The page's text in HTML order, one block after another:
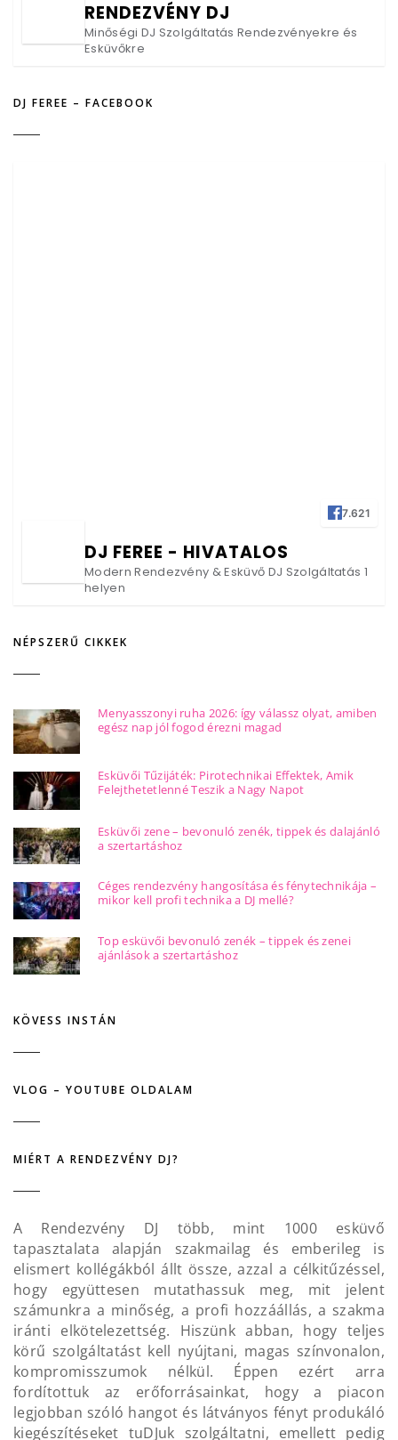
RENDEZVÉNY DJ
Minőségi DJ Szolgáltatás Rendezvényekre és
Esküvőkre
DJ FEREE – FACEBOOK
7.621
DJ FEREE - HIVATALOS
Modern Rendezvény & Esküvő DJ Szolgáltatás 1
helyen
NÉPSZERŰ CIKKEK
Menyasszonyi ruha 2026: így válassz olyat, amiben
egész nap jól fogod érezni magad
Esküvői Tűzijáték: Pirotechnikai Effektek, Amik
Felejthetetlenné Teszik a Nagy Napot
Esküvői zene – bevonuló zenék, tippek és dalajánló
a szertartáshoz
Céges rendezvény hangosítása és fénytechnikája –
mikor kell profi technika a DJ mellé?
Top esküvői bevonuló zenék – tippek és zenei
ajánlások a szertartáshoz
KÖVESS INSTÁN
VLOG – YOUTUBE OLDALAM
MIÉRT A RENDEZVÉNY DJ?
A Rendezvény DJ több, mint 1000 esküvő
tapasztalata alapján szakmailag és emberileg is
elismert kollégákból állt össze, azzal a célkitűzéssel,
hogy együttesen mutathassuk meg, mit jelent
számunkra a minőség, a profi hozzáállás, a szakma
iránti elkötelezettség. Hiszünk abban, hogy teljes
körű szolgáltatást kell nyújtani, magas színvonalon,
kompromisszumok nélkül. Éppen ezért arra
fordítottuk az erőforrásainkat, hogy a piacon
legjobban szóló hangot és látványos fényt produkáló
kiegészítéseket tuDJuk szolgáltatni, emellett pedig